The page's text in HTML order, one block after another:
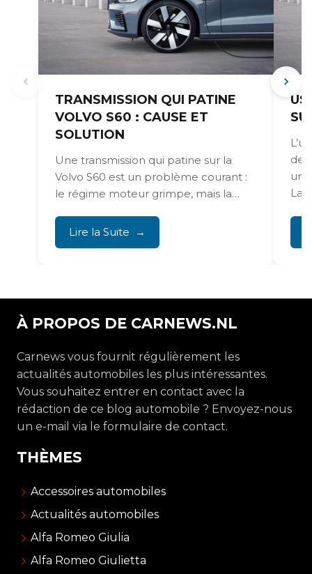
TRANSMISSION QUI PATINE
VOLVO S60 : CAUSE ET
SOLUTION
Une transmission qui patine sur la
Volvo S60 est un problème courant :
le régime moteur grimpe, mais la
Lire la Suite
de
La
À PROPOS DE CARNEWS.NL
Carnews vous fournit régulièrement les
actualités automobiles les plus intéressantes.
Vous souhaitez entrer en contact avec la
rédaction de ce blog automobile ? Envoyez-nous
un e-mail via le formulaire de contact.
THÈMES
Accessoires automobiles
Actualités automobiles
Alfa Romeo Giulia
Alfa Romeo Giulietta